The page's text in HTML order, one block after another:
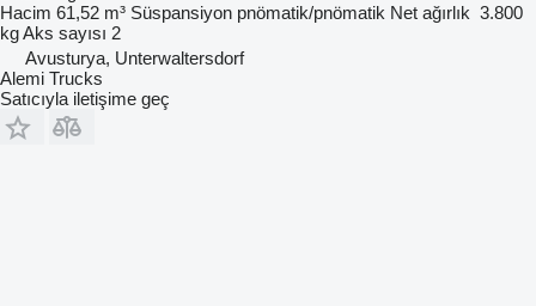
Hacim 61,52 m³ Süspansiyon pnömatik/pnömatik Net ağırlık 3.800
kgAks sayısı 2
Avusturya, Unterwaltersdorf
Alemi Trucks
Satıcıyla iletişime geç